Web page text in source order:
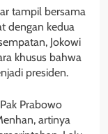
tampil bersama
dengan kedua
Jokowi
khusus bahwa
presiden.
Prabowo
artinya